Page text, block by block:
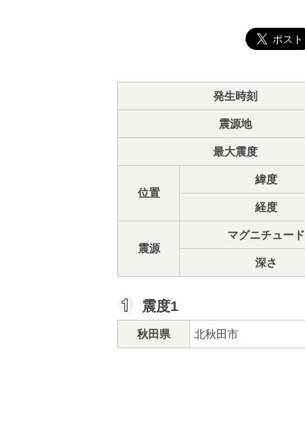
発生時刻
震源地
最大震度
位置
緯度
経度
震源
マグニチュード
深さ
震度1
秋田県 北秋田市